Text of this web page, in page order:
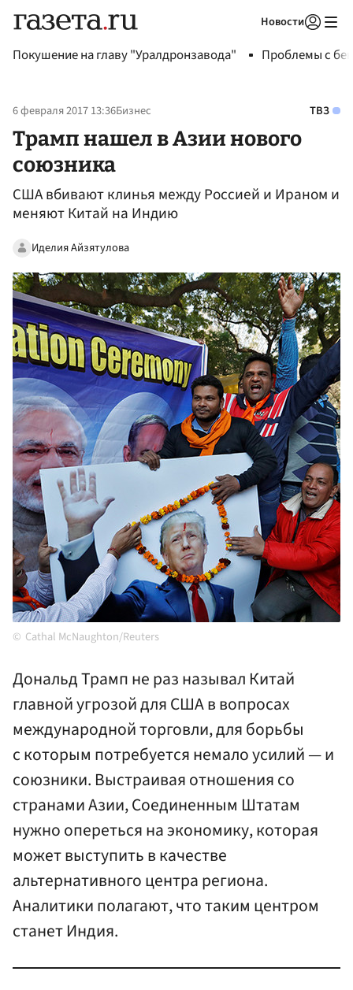
Новости
Покушение на главу "Уралдронзавода" Проблемы с
6 февраля 2017 13:36Бизнес ТВЗ
Трамп нашел в Азии нового
союзника
США вбивают клинья между Россией и Ираном и
меняют Китай на Индию
Иделия Айзятулова
Cathal McNaughton/Reuters
Дональд Трамп не раз называл Китай
главной угрозой для США в вопросах
международной торговли, для борьбы
с которым потребуется немало усилий — и
союзники. Выстраивая отношения со
странами Азии, Соединенным Штатам
нужно опереться на экономику, которая
может выступить в качестве
альтернативного центра региона.
Аналитики полагают, что таким центром
станет Индия.